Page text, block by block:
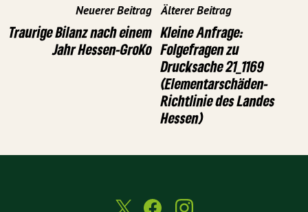
Neuerer Beitrag
Traurige Bilanz nach einem
Jahr Hessen-GroKo
Älterer Beitrag
Kleine Anfrage:
Folgefragen zu
Drucksache 21_1169
(Elementarschäden-
Richtlinie des Landes
Hessen)